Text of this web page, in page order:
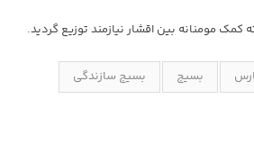
بسیج
بسیج سازندگی